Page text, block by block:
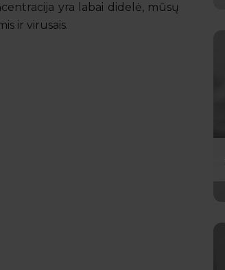
yra labai didelė, mūsų
ir virusais.